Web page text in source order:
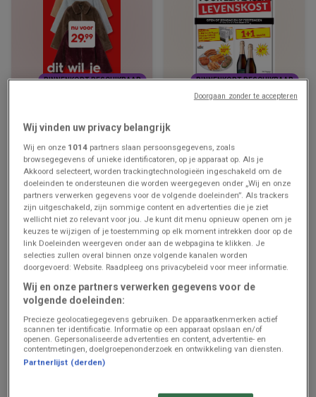
BINNENKORT BESCHIKBAAR
Bonnes affaires et offres
actuelles
Prijsgegevens
geldig tot en
met 16/8
Grimbergen
BINNENKORT BESCHIKBAAR
Ontdek de folder van 11 08
- NL
Prijsgegevens
geldig tot en
met 16/8
Grimbergen
ZOJUIST TOEGEVOEGD
Zeeman
ZOJUIST TOEGEVOEGD
Wij vinden uw privacy belangrijk
Wij en onze 1014 partners slaan persoonsgegevens, zoals
browsegegevens of unieke identificatoren, op je apparaat op. Als je
Akkoord selecteert, worden trackingtechnologieën ingeschakeld om de
doeleinden te ondersteunen die worden weergegeven onder „Wij en onze
partners verwerken gegevens voor de volgende doeleinden”. Als trackers
zijn uitgeschakeld, zijn sommige content en advertenties die je ziet
wellicht niet zo relevant voor jou. Je kunt dit menu opnieuw openen om je
keuzes te wijzigen of je toestemming op elk moment intrekken door op de
link Doeleinden weergeven onder aan de webpagina te klikken. Je
selecties zullen overal binnen onze volgende kanalen worden
doorgevoerd: Website. Raadpleeg ons privacybeleid voor meer informatie.
Wij en onze partners verwerken gegevens voor de
volgende doeleinden:
Precieze geolocatiegegevens gebruiken. De apparaatkenmerken actief
scannen ter identificatie. Informatie op een apparaat opslaan en/of
openen. Gepersonaliseerde advertenties en content, advertentie- en
contentmetingen, doelgroepenonderzoek en ontwikkeling van diensten.
Partnerlijst (derden)
Doorgaan zonder te accepteren